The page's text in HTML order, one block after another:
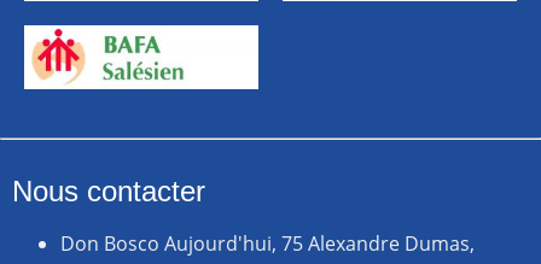
Nous contacter
Don Bosco Aujourd'hui, 75 Alexandre Dumas,